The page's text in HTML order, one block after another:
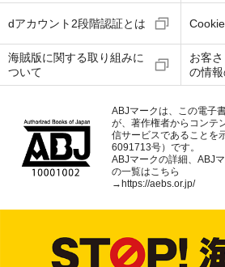
dアカウント2段階認証とは
海賊版に関する取り組みに
ついて
お客
の情
ABJマークは、この電子
が、著作権者からコンテ
信サービスであることを
6091713号）です。
ABJマークの詳細、ABJ
の一覧はこちら
→ https://aebs.or.jp/